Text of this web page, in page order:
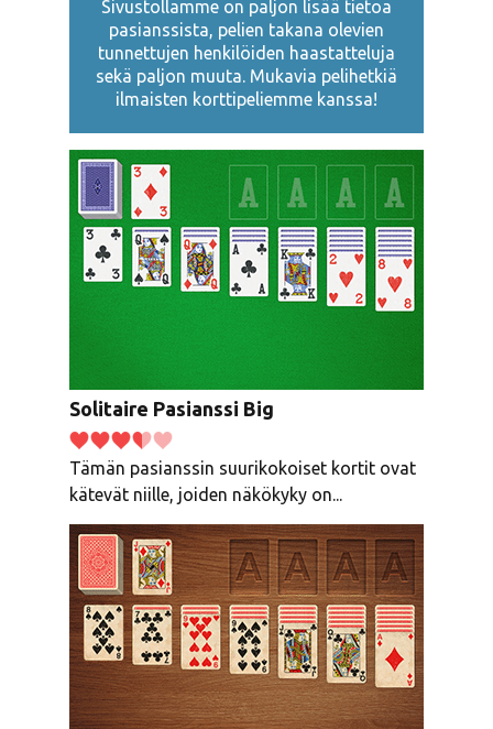
Sivustollamme on paljon lisää tietoa
pasianssista, pelien takana olevien
tunnettujen henkilöiden haastatteluja
sekä paljon muuta. Mukavia pelihetkiä
ilmaisten korttipeliemme kanssa!
Solitaire Pasianssi Big
Tämän pasianssin suurikokoiset kortit ovat
kätevät niille, joiden näkökyky on...